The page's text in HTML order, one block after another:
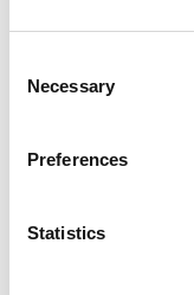
Selection
Necessary
Preferences
Statistics